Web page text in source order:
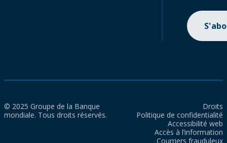
© 2025 Groupe de la Banque
mondiale. Tous droits réservés.
Droits
Politique de confidentialité
Accessibilité web
Accès à l’information
Courriers frauduleux